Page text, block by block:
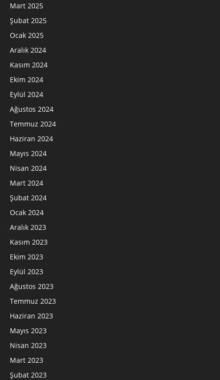
Mart 2025
Şubat 2025
Ocak 2025
Aralık 2024
Kasım 2024
Ekim 2024
Eylül 2024
Ağustos 2024
Temmuz 2024
Haziran 2024
Mayıs 2024
Nisan 2024
Mart 2024
Şubat 2024
Ocak 2024
Aralık 2023
Kasım 2023
Ekim 2023
Eylül 2023
Ağustos 2023
Temmuz 2023
Haziran 2023
Mayıs 2023
Nisan 2023
Mart 2023
Şubat 2023